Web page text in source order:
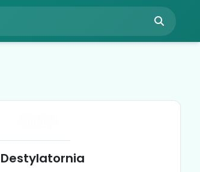
Destylatornia